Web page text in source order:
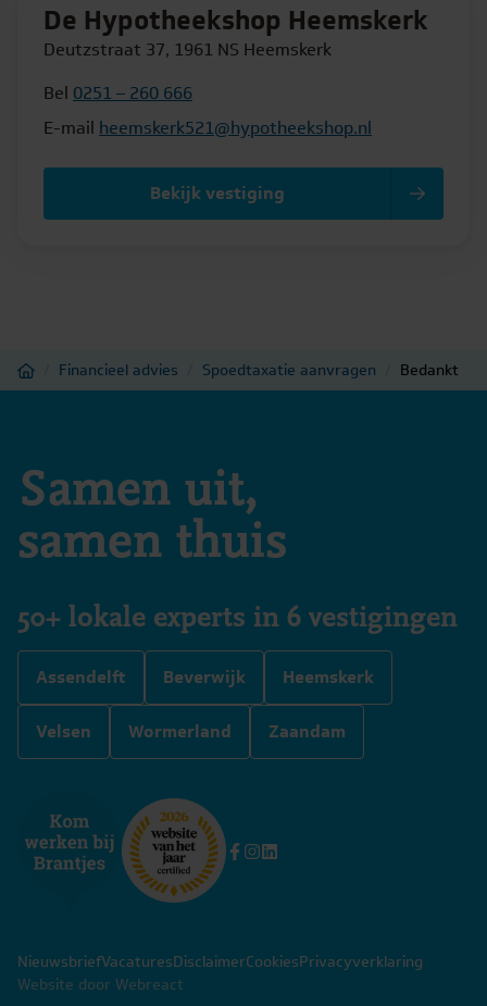
De Hypotheekshop Heemskerk
Deutzstraat 37, 1961 NS Heemskerk
Bel 0251 – 260 666
E-mail heemskerk521@hypotheekshop.nl
Bekijk vestiging
Home Financieel advies Spoedtaxatie aanvragen Bedankt
Samen uit,
samen thuis
50+ lokale experts in 6 vestigingen
Assendelft Beverwijk Heemskerk
Velsen Wormerland Zaandam
NieuwsbriefVacaturesDisclaimerCookiesPrivacyverklaring
Website door Webreact